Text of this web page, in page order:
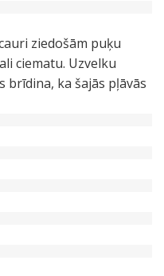
ziedošām puķu
ciematu. Uzvelku
brīdina, ka šajās pļāvās